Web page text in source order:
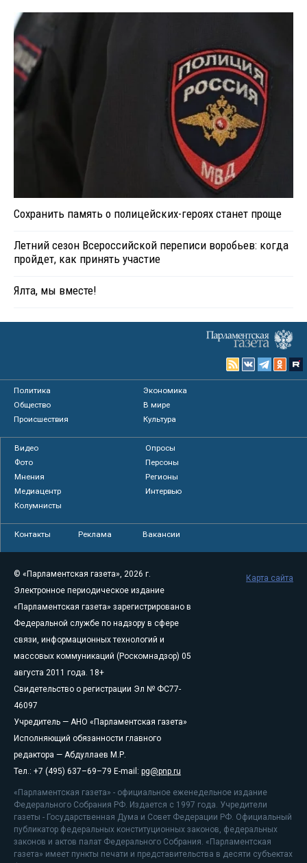
Сохранить память о полицейских-героях станет проще
Летний сезон Всероссийской переписи воробьев: когда
пройдет, как принять участие
Ялта, мы вместе!
Политика
Экономика
Общество
В мире
Происшествия
Культура
Видео
Опросы
Фото
Персоны
Мнения
Регионы
Медиацентр
Интервью
Колумнисты
Контакты Реклама Вакансии
© «Парламентская газета», 2026 г.
Электронное периодическое издание
«Парламентская газета» зарегистрировано в
Федеральной службе по надзору в сфере
связи, информационных технологий и
массовых коммуникаций (Роскомнадзор) 05
августа 2011 года. 18+
Свидетельство о регистрации Эл № ФС77-
46097
Учредитель — АНО «Парламентская газета»
Исполняющий обязанности главного
редактора — Абдуллаев М.Р.
Тел.: +7 (495) 637–69–79 E-mail: pg@pnp.ru
«Парламентская газета» - официальное еженедельное издание
Федерального Собрания РФ. Издается с 1997 года. Учредители
газеты - Государственная Дума и Совет Федерации РФ. Официальный
публикатор федеральных конституционных законов, федеральных
законов и актов палат Федерального Собрания. «Парламентская
газета» имеет пункты печати и представительства в десяти субъектах
Карта сайта